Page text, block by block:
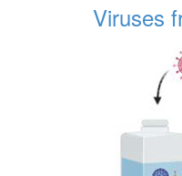
Viruses